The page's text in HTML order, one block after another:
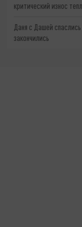
критический износ
Даня с Дашей
закончились